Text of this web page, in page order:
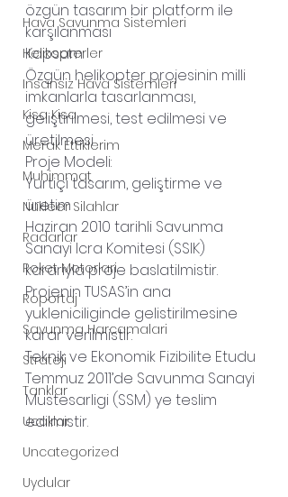
Hava Savunma Sistemleri
Helikopterler
Insansiz Hava Sistemleri
Kisa Kisa
Merak Ettiklerim
Muhimmat
Nukleer Silahlar
Radarlar
Roket Motorlari
Roportaj
Savunma Harcamalari
Strateji
Tanklar
Ucaklar
Uncategorized
Uydular
özgün tasarım bir platform ile
karşılanması
Kapsam:
Özgün helikopter projesinin milli
imkanlarla tasarlanması,
geliştirilmesi, test edilmesi ve
üretilmesi
Proje Modeli:
Yurtiçi tasarım, geliştirme ve
üretim
Haziran 2010 tarihli Savunma
Sanayi Icra Komitesi (SSIK)
karariyla proje baslatilmistir.
Projenin TUSAS’in ana
yukleniciliginde gelistirilmesine
karar verilmistir.
Teknik ve Ekonomik Fizibilite Etudu
Temmuz 2011’de Savunma Sanayi
Mustesarligi (SSM) ye teslim
edilmistir.